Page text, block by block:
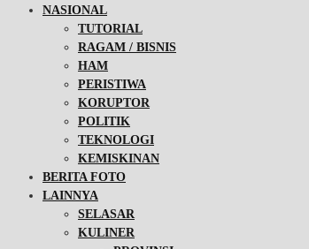
NASIONAL
TUTORIAL
RAGAM / BISNIS
HAM
PERISTIWA
KORUPTOR
POLITIK
TEKNOLOGI
KEMISKINAN
BERITA FOTO
LAINNYA
SELASAR
KULINER